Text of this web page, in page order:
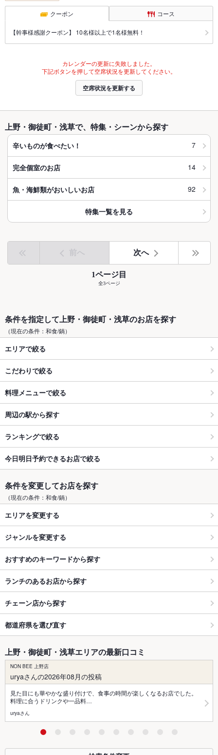
クーポン コース
【幹事様感謝クーポン】 10名様以上で1名様無料！
カレンダーの更新に失敗しました。
下記ボタンを押して空席状況を更新してください。
空席状況を更新する
上野・御徒町・浅草で、特集・シーンから探す
辛いものが食べたい！ 7
完全個室のお店 14
魚・海鮮類がおいしいお店 92
特集一覧を見る
前へ 次へ
1ページ目
全3ページ
条件を指定して上野・御徒町・浅草のお店を探す
（現在の条件：和食/鍋）
エリアで絞る
こだわりで絞る
料理メニューで絞る
周辺の駅から探す
ランキングで絞る
今日明日予約できるお店で絞る
条件を変更してお店を探す
（現在の条件：和食/鍋）
エリアを変更する
ジャンルを変更する
おすすめのキーワードから探す
ランチのあるお店から探す
チェーン店から探す
都道府県を選び直す
上野・御徒町・浅草エリアの最新口コミ
NON BEE 上野店
uryaさんの2026年08月の投稿
見た目にも華やかな盛り付けで、食事の時間が楽しくなるお店でした。
料理に合うドリンクや一品料…
uryaさん